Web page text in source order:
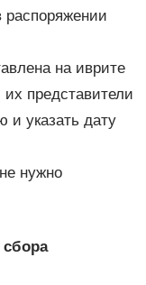
распоряжении
на иврите
представители
и указать дату
нужно